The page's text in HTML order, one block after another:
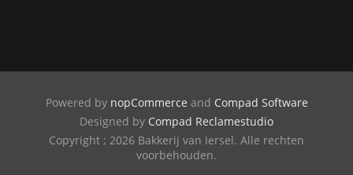
Powered by nopCommerce and Compad Software
Designed by Compad Reclamestudio
Copyright ; 2026 Bakkerij van Iersel. Alle rechten
voorbehouden.